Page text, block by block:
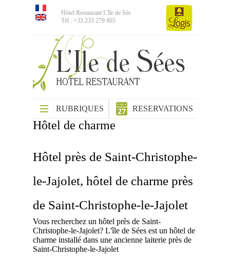
Hôtel Restaurant L'île de Sée
Tél : +33 233 279 865
RUBRIQUES RESERVATIONS
Hôtel de charme
Hôtel près de Saint-Christophe-
le-Jajolet, hôtel de charme près
de Saint-Christophe-le-Jajolet
Vous recherchez un hôtel près de Saint-
Christophe-le-Jajolet? L'île de Sées est un hôtel de
charme installé dans une ancienne laiterie près de
Saint-Christophe-le-Jajolet